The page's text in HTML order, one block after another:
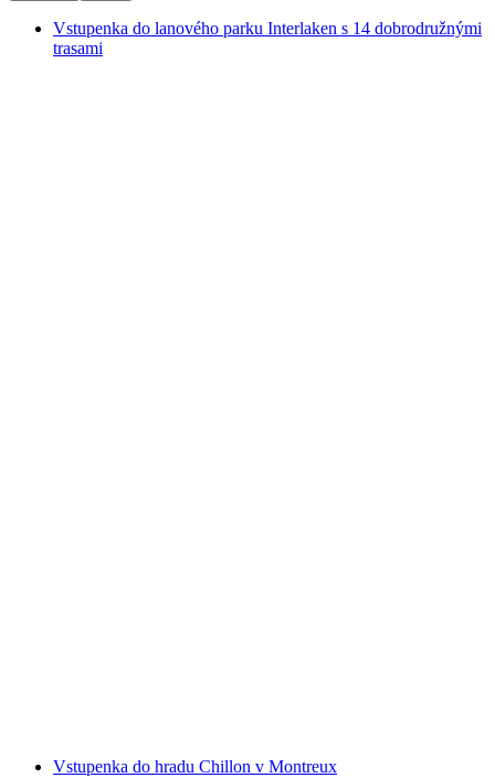
Vstupenka do lanového parku Interlaken s 14 dobrodružnými
trasami
Vstupenka do hradu Chillon v Montreux